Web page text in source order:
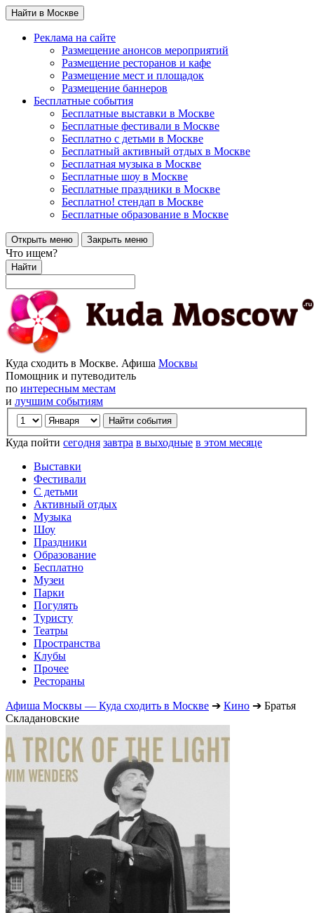
Найти в Москве
Реклама на сайте
Размещение анонсов мероприятий
Размещение ресторанов и кафе
Размещение мест и площадок
Размещение баннеров
Бесплатные события
Бесплатные выставки в Москве
Бесплатные фестивали в Москве
Бесплатно с детьми в Москве
Бесплатный активный отдых в Москве
Бесплатная музыка в Москве
Бесплатные шоу в Москве
Бесплатные праздники в Москве
Бесплатно! стендап в Москве
Бесплатные образование в Москве
Открыть меню Закрыть меню
Что ищем?
Найти
Куда сходить в Москве. Афиша Москвы
Помощник и путеводитель
по интересным местам
и лучшим событиям
Куда пойти сегодня завтра в выходные в этом месяце
Выставки
Фестивали
С детьми
Активный отдых
Музыка
Шоу
Праздники
Образование
Бесплатно
Музеи
Парки
Погулять
Туристу
Театры
Пространства
Клубы
Прочее
Рестораны
Афиша Москвы — Куда сходить в Москве ➔ Кино ➔ Братья
Складановские